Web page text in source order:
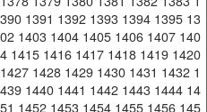
1391 1392 1393 1394 1395 13
1403 1404 1405 1406 1407 140
1415 1416 1417 1418 1419 1420
1427 1428 1429 1430 1431 1432 1
1440 1441 1442 1443 1444 14
1452 1453 1454 1455 1456 145